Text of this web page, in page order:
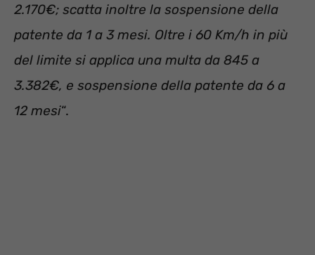
2.170€; scatta inoltre la sospensione della
patente da 1 a 3 mesi. Oltre i 60 Km/h in più
del limite si applica una multa da 845 a
3.382€, e sospensione della patente da 6 a
12 mesi“.